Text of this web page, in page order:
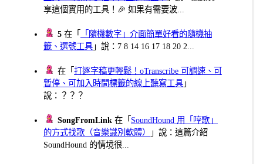
享這個實用的工具！🎉 如果有需要波...
5 在「
「隨機數字」介面簡單好看的隨機抽
籤、選號工具 」說：7 8 14 16 17 18 20 2...
在「打逐字稿更輕鬆！oTranscribe 可調速、可
暫停、可加入時間標籤的線上聽寫工具 」
說：？？？
SongFromLink 在「 SoundHound 用「哼歌」
的方式找歌（音樂識別軟體）
」說：這篇介紹
SoundHound 的情境很...